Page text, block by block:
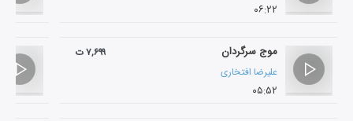
۰۶:۲۲
موج سرگردان
علیرضا افتخاری
۰۵:۵۲
۷,۶۹۹ ت